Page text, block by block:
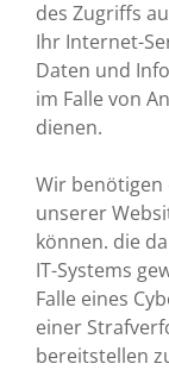
des Zugriffs
Ihr Internet-
Daten und
im Falle von
dienen.
Wir
unserer
können. die
IT-Systems
Falle eines
einer
bereitstellen